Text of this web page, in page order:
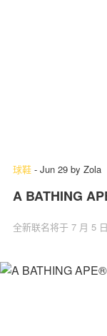
球鞋 - Jun 29 by Zola
A BATHING
全新联名将于 7 月 5